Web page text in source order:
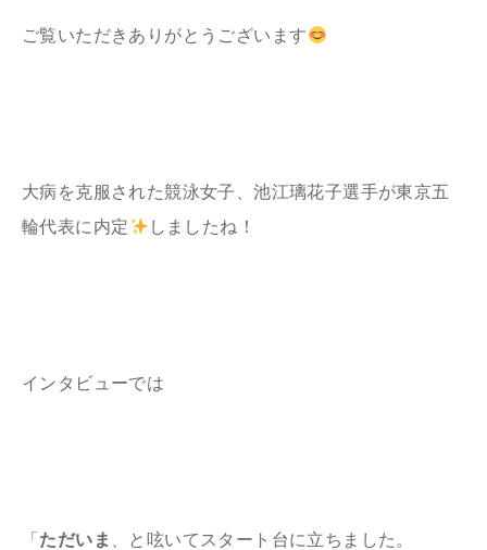
ご覧いただきありがとうございます
大病を克服された競泳女子、池江璃花子選手が東京五
輪代表に内定
しましたね！
インタビューでは
「 ただいま 、と呟いてスタート台に立ちました。